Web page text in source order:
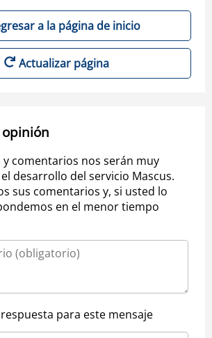
a la página de inicio
Actualizar página
opinión
y comentarios nos serán muy
desarrollo del servicio Mascus.
sus comentarios y, si usted lo
en el menor tiempo
para este mensaje